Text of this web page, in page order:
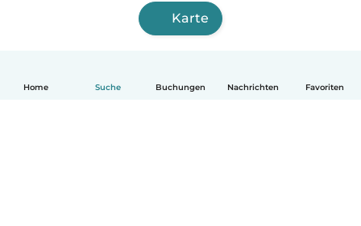
Home Suche Buchungen Nachrichten Favoriten
Karte